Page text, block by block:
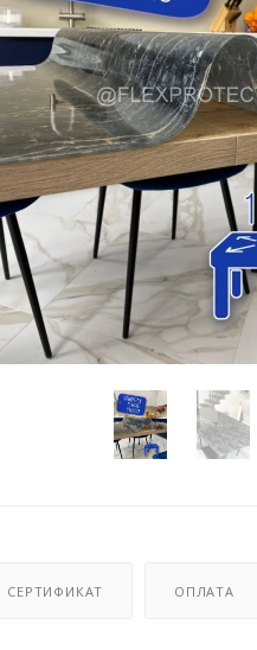
СЕРТИФИКАТ ОПЛАТА